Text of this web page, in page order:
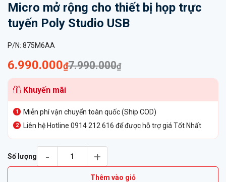
Micro mở rộng cho thiết bị họp trực
tuyến Poly Studio USB
P/N: 875M6AA
7.990.000₫
Giá
gốc
là:
7.990.000₫.
6.990.000₫
Giá
hiện
tại
là:
6.990.000₫.
Khuyến mãi
Miễn phí vận chuyển toàn quốc (Ship COD)
Liên hệ Hotline 0914 212 616 để được hỗ trợ giá Tốt Nhất
Số lượng
Thêm vào giỏ